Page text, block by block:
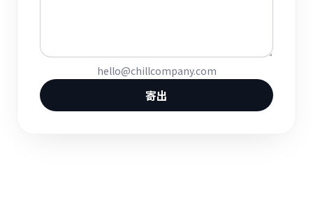
hello@chillcompany.com
寄出